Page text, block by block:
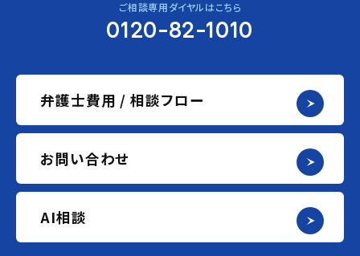
ご相談専用ダイヤルはこちら
0120-82-1010
弁護士費用 / 相談フロー
お問い合わせ
AI相談